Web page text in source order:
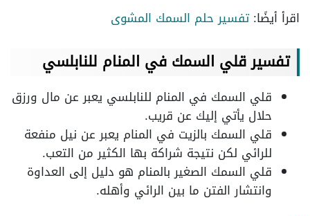
اقرأ أيضًا:تفسير حلم السمك المشوى
تفسير قلي السمك في المنام للنابلسي
قلي السمك في المنام للنابلسي يعبر عن مال ورزق
حلال يأتي إليك عن قريب.
قلي السمك بالزيت في المنام يعبر عن نيل منفعة
للرائي لكن نتيجة شراكة بها الكثير من التعب.
قلي السمك الصغير بالمنام هو دليل إلى العداوة
وانتشار الفتن ما بين الرائي وأهله.